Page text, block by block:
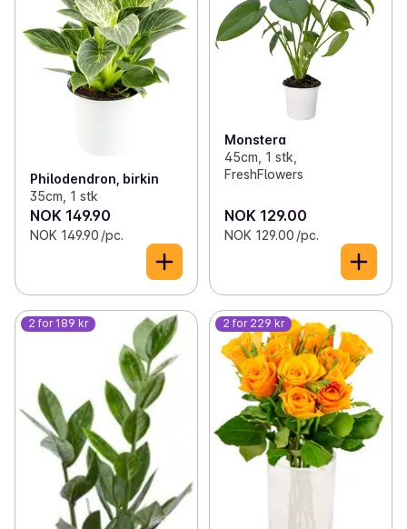
Philodendron, birkin
35cm, 1 stk
NOK 149.90
NOK 149.90 /pc.
Monstera
45cm, 1 stk,
FreshFlowers
NOK 129.00
NOK 129.00 /pc.
2 for 189 kr 2 for 229 kr